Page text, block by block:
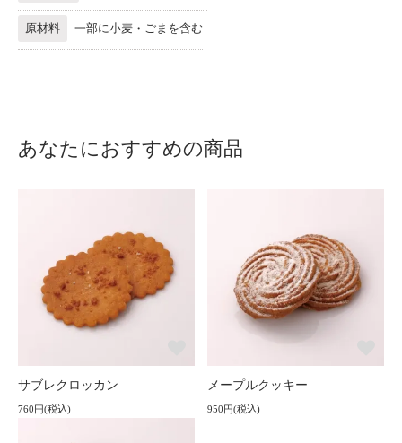
原材料 一部に小麦・ごまを含む
あなたにおすすめの商品
サブレクロッカン
760円(税込)
メープルクッキー
950円(税込)